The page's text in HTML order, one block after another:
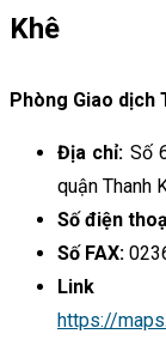
Khê
Phòng Giao dịch
Địa chỉ: Số
quận Thanh
Số điện
Số FAX:
https://